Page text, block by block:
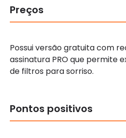
Preços
Possui versão gratuita com
assinatura PRO que permite
de filtros para sorriso.
Pontos positivos